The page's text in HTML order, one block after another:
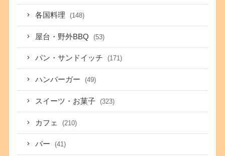
各国料理 (148)
屋台・野外BBQ (53)
パン・サンドイッチ (171)
ハンバーガー (49)
スイーツ・お菓子 (323)
カフェ (210)
バー (41)